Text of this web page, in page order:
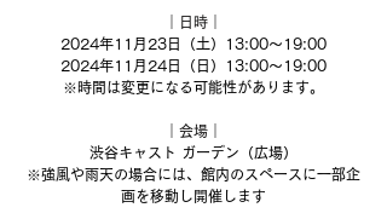
｜日時｜
2024年11月23日（土）13:00〜19:00
2024年11月24日（日）13:00〜19:00
※時間は変更になる可能性があります。
｜会場｜
渋谷キャスト ガーデン（広場）
※強風や雨天の場合には、館内のスペースに一部企
画を移動し開催します